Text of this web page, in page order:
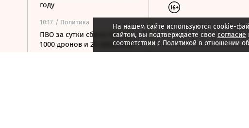
году
10:17 / Политика
ПВО за сутки сбили более
1000 дронов и 20 авиабомб
На нашем сайте используются cookie-
сайтом, вы подтверждаете свое согласие
соответствии с Политикой в отношении